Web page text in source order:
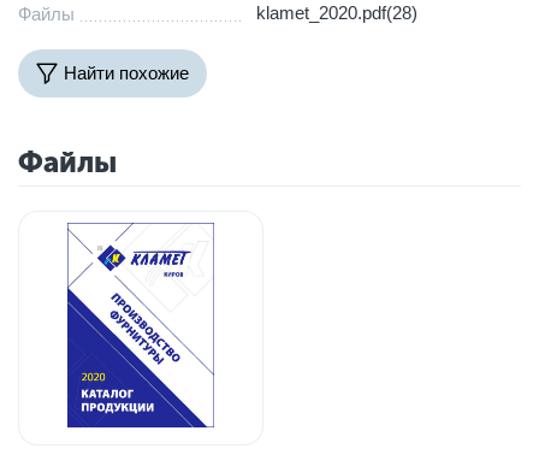
Файлы klamet_2020.pdf(28)
Найти похожие
Файлы